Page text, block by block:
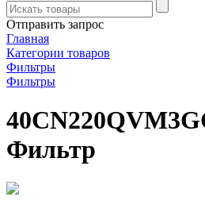
Отправить запрос
Главная
Категории товаров
Фильтры
Фильтры
Фильтр